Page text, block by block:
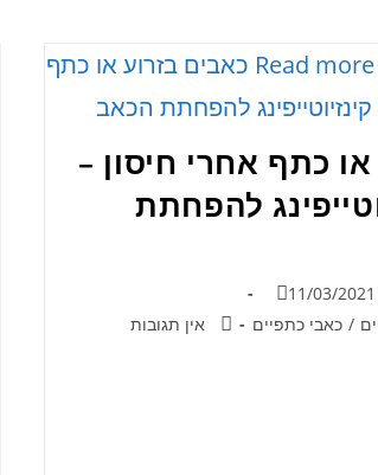
כתף אחרי חיסון –
להפחתת
11/03/2021
/ כאבי כתפיים אין תגובות